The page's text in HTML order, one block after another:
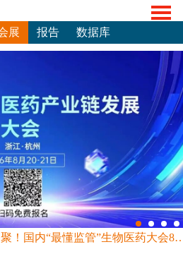
展 报告 数据库
20+监管与首席审评专家齐聚！国内“最